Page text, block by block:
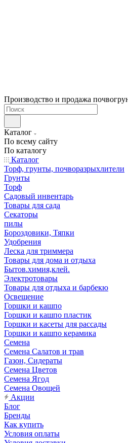
Производство и продажа
Каталог
По всему сайту
По каталогу
Каталог
Торф, грунты, почворазрыхлители
Грунты
Торф
Садовый инвентарь
Товары для сада
Секаторы
пилы
Бороздовики, Тяпки
Удобрения
Леска для триммера
Товары для дома и отдыха
Бытов.химия,клей.
Электротовары
Товары для отдыха и барбекю
Освещение
Горшки и кашпо
Горшки и кашпо пластик
Горшки и касеты для рассады
Горшки и кашпо керамика
Семена
Семена Салатов и трав
Газон, Сидераты
Семена Цветов
Семена Ягод
Семена Овощей
Акции
Блог
Бренды
Как купить
Условия оплаты